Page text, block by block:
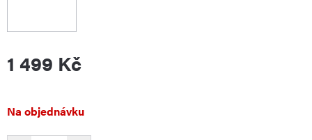
1 499 Kč
Měrná
Na objednávku